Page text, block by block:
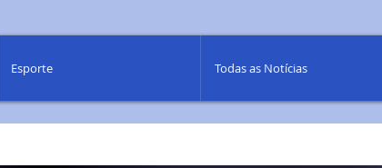
Esporte Todas as Notícias